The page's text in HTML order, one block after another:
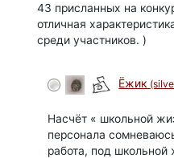
43 присланных на
отличная
среди участников. )
Ёжик
Насчёт « школьной
персонала
работа, под